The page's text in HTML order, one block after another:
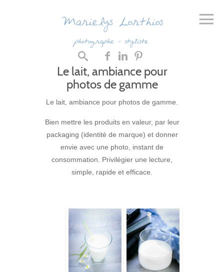
Le lait, ambiance pour
photos de gamme
Le lait, ambiance pour photos de gamme.
Bien mettre les produits en valeur, par leur
packaging (identité de marque) et donner
envie avec une photo, instant de
consommation. Privilégier une lecture,
simple, rapide et efficace.